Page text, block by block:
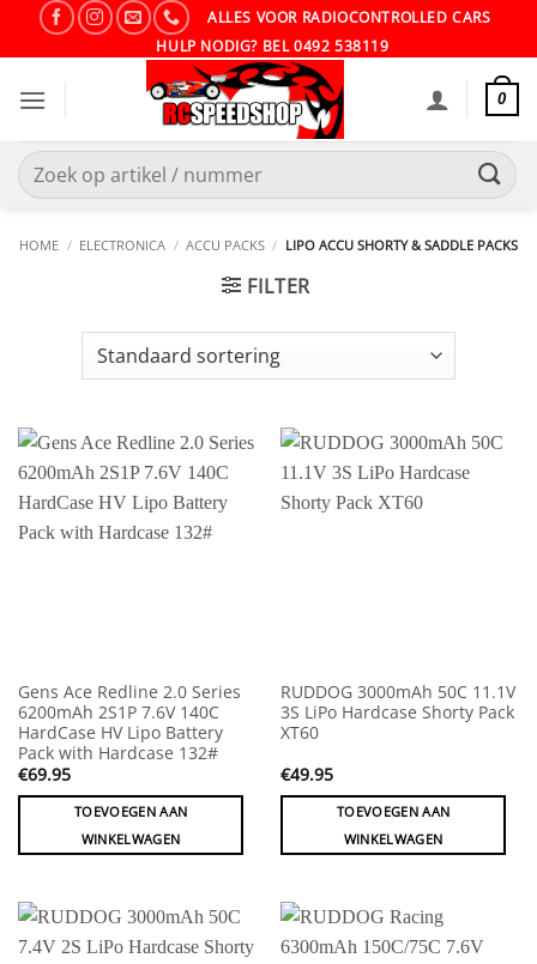
ALLES VOOR RADIOCONTROLLED CARS
HULP NODIG? BEL 0492 538119
0
Zoeken
naar:
HOME / ELECTRONICA / ACCU PACKS / LIPO ACCU SHORTY & SADDLE PACKS
FILTER
Gens Ace Redline 2.0 Series
6200mAh 2S1P 7.6V 140C
HardCase HV Lipo Battery
Pack with Hardcase 132#
€69.95
TOEVOEGEN AAN
WINKELWAGEN
RUDDOG 3000mAh 50C 11.1V
3S LiPo Hardcase Shorty Pack
XT60
€49.95
TOEVOEGEN AAN
WINKELWAGEN